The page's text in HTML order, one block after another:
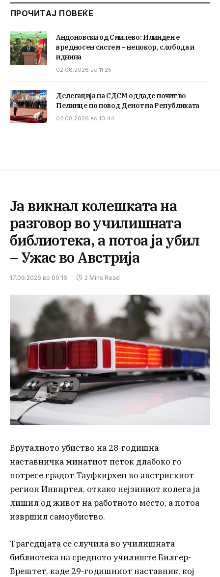
ПРОЧИТАЈ ПОВЕЌЕ
Андоновски од Смилево: Илинден е
вредносен систем – непокор, слобода и
иднина
02.08.2026 во 11:25
Делегација на СДСМ оддаде почит во
Пелинце по повод Денот на Републиката
02.08.2026 во 10:44
Ја викнал колешката на
разговор во училишната
библиотека, а потоа ја убил
– Ужас во Австрија
17.06.2026 во 09:16 2 Mins Read
Бруталното убиство на 28-годишна
наставничка минатиот петок длабоко го
потресе градот Тауфкирхен во австрискиот
регион Инвиртел, откако нејзиниот колега ја
лишил од живот на работното место, а потоа
извршил самоубиство.
Трагедијата се случила во училишната
библиотека на средното училиште Билгер-
Брештет, каде 29-годишниот наставник, кој